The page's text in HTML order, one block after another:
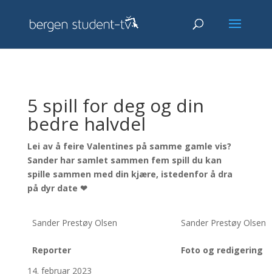
5 spill for deg og din
bedre halvdel
Lei av å feire Valentines på samme gamle vis?
Sander har samlet sammen fem spill du kan
spille sammen med din kjære, istedenfor å dra
på dyr date ❤
Sander Prestøy Olsen Sander Prestøy Olsen
Reporter
Foto og redigering
14. februar 2023